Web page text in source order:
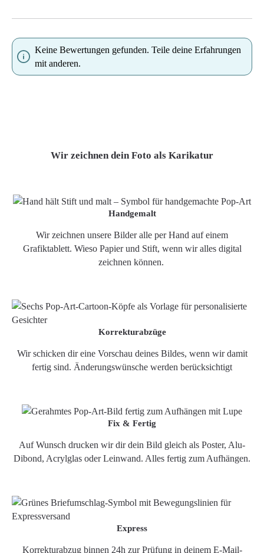
Keine Bewertungen gefunden. Teile deine Erfahrungen
mit anderen.
Wir zeichnen dein Foto als Karikatur
Handgemalt
Wir zeichnen unsere Bilder alle per Hand auf einem
Grafiktablett. Wieso Papier und Stift, wenn wir alles digital
zeichnen können.
Korrekturabzüge
Wir schicken dir eine Vorschau deines Bildes, wenn wir damit
fertig sind. Änderungswünsche werden berücksichtigt
Fix & Fertig
Auf Wunsch drucken wir dir dein Bild gleich als Poster, Alu-
Dibond, Acrylglas oder Leinwand. Alles fertig zum Aufhängen.
Express
Korrekturabzug binnen 24h zur Prüfung in deinem E-Mail-